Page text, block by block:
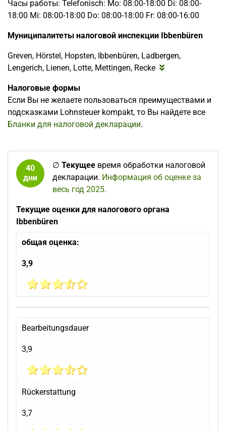
Часы работы: Telefonisch: Mo: 08:00-18:00 Di: 08:00-
18:00 Mi: 08:00-18:00 Do: 08:00-18:00 Fr: 08:00-16:00
Муниципалитеты налоговой инспекции Ibbenbüren
Greven, Hörstel, Hopsten, Ibbenbüren, Ladbergen,
Lengerich, Lienen, Lotte, Mettingen, Recke
Налоговые формы
Если Вы не желаете пользоваться преимуществами и
подсказками Lohnsteuer kompakt, то Вы найдете все
Бланки для налоговой декларации.
40
дни
∅ Текущее время обработки налоговой
декларации. Информация об оценке за
весь год 2025.
Текущие оценки для налогового органа
Ibbenbüren
общая оценка:
3,9
Bearbeitungsdauer
3,9
Rückerstattung
3,7